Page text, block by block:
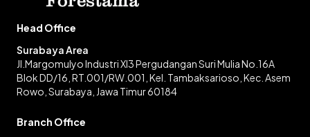
Head Office
Surabaya Area
Jl.Margomulyo Industri XI3 Pergudangan Suri Mulia No.16A
Blok DD/16, RT.001/RW.001, Kel. Tambaksarioso, Kec. Asem
Rowo, Surabaya, Jawa Timur 60184
Branch Office